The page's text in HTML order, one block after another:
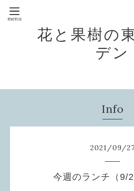
花と果樹の
デン
Info
2021/09/27
今週のランチ（9/